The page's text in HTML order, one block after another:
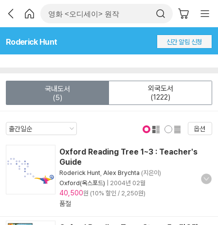
Roderick Hunt 신간 알림 신청
국내도서
(5)
외국도서
(1222)
옵션
Oxford Reading Tree 1~3 : Teacher's
Guide
Roderick Hunt Alex Brychta (지은이)
Oxford(옥스포드)
2004년 02월
40,500원 (10% 할인 / 2,250원)
품절